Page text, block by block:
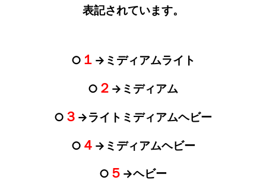
表記されています。
○ １ →ミディアムライト
○ ２ →ミディアム
○ ３ →ライトミディアムヘビー
○ ４ →ミディアムヘビー
○ ５ →ヘビー